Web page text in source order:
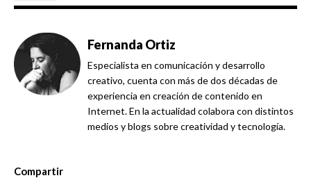
Fernanda Ortiz
Especialista en comunicación y desarrollo
creativo, cuenta con más de dos décadas de
experiencia en creación de contenido en
Internet. En la actualidad colabora con distintos
medios y blogs sobre creatividad y tecnología.
Compartir